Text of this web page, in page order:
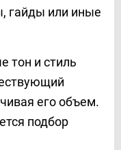
гайды или иные
тон и стиль
его объем.
подбор